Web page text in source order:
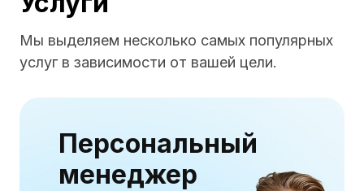
Мы выделяем несколько самых популярных
услуг в зависимости от вашей цели.
Персональный
менеджер